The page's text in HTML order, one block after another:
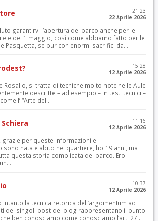
21:23
22 Aprile 2026
garantirvi l’apertura del parco anche per le
e del 1 maggio, così come abbiamo fatto per le
Pasquetta, se pur con enormi sacrifici da...
15:28
12 Aprile 2026
Rosalio, si tratta di tecniche molto note nelle Aule
descritte – ad esempio – in testi tecnici –
l’ “Arte del...
11:16
12 Aprile 2026
grazie per queste informazioni e
nata e abito nel quartiere, ho 19 anni, ma
questa storia complicata del parco. Ero
10:37
12 Aprile 2026
intanto la tecnica retorica dell’argomentum ad
dei singoli post del blog rappresentano il punto
ben conosciamo come conosciamo l’art. 27...